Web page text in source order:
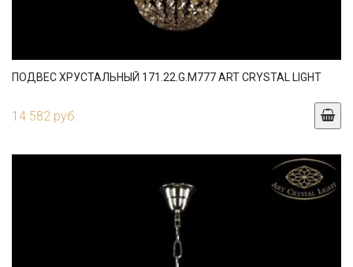
ПОДВЕС ХРУСТАЛЬНЫЙ 171.22.G.M777 ART CRYSTAL LIGHT
14 582 руб.